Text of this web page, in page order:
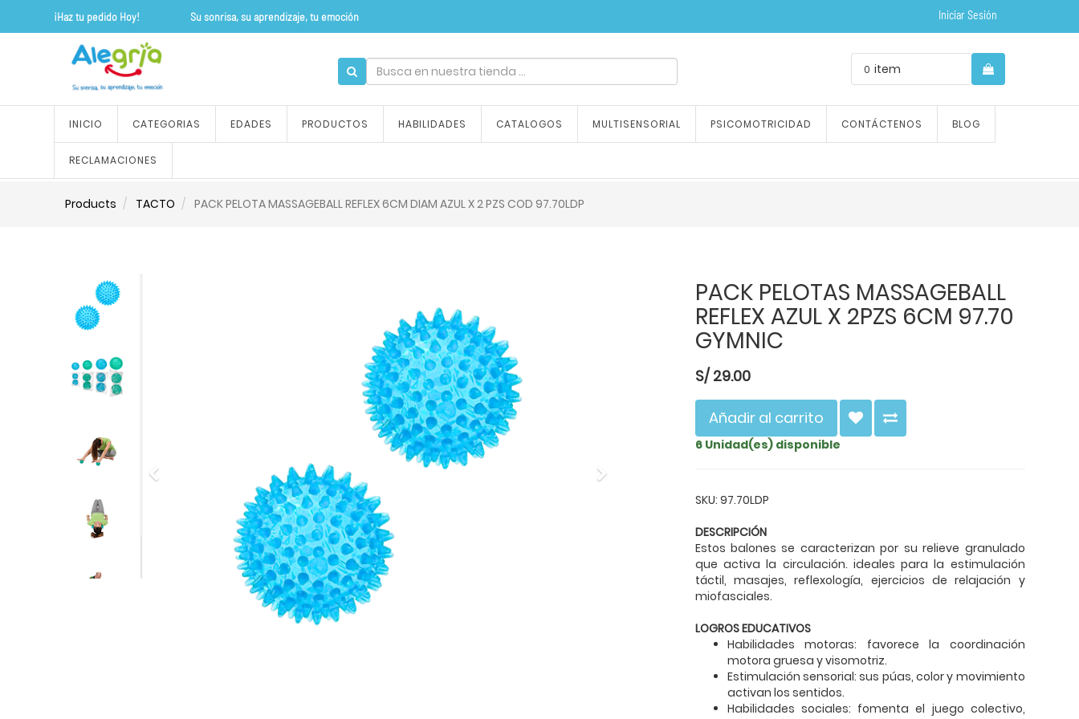
¡Haz tu pedido Hoy! Su sonrisa, su aprendizaje, tu emoción Iniciar Sesión
0 item
INICIO CATEGORIAS EDADES PRODUCTOS HABILIDADES CATALOGOS MULTISENSORIAL PSICOMOTRICIDAD CONTÁCTENOS BLOG
RECLAMACIONES
Products TACTO PACK PELOTA MASSAGEBALL REFLEX 6CM DIAM AZUL X 2 PZS COD 97.70LDP
Next
PACK PELOTAS MASSAGEBALL
REFLEX AZUL X 2PZS 6CM 97.70
GYMNIC
S/ 29.00
Añadir al carrito
6 Unidad(es) disponible
SKU: 97.70LDP
DESCRIPCIÓN
Estos balones se caracterizan por su relieve granulado
que activa la circulación. ideales para la estimulación
táctil, masajes, reflexología, ejercicios de relajación y
miofasciales.
LOGROS EDUCATIVOS
Habilidades motoras: favorece la coordinación
motora gruesa y visomotriz.
Estimulación sensorial: sus púas, color y movimiento
activan los sentidos.
Habilidades sociales: fomenta el juego colectivo,